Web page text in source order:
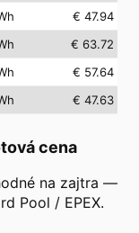
€ 47.94
€ 63.72
€ 57.64
€ 47.63
cena
na zajtra —
Pool / EPEX.